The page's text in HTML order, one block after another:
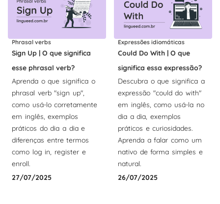
Phrasal verbs
Sign Up | O que significa
esse phrasal verb?
Aprenda o que significa o
phrasal verb "sign up",
como usá-lo corretamente
em inglês, exemplos
práticos do dia a dia e
diferenças entre termos
como log in, register e
enroll.
27/07/2025
Expressões idiomáticas
Could Do With | O que
significa essa expressão?
Descubra o que significa a
expressão "could do with"
em inglês, como usá-la no
dia a dia, exemplos
práticos e curiosidades.
Aprenda a falar como um
nativo de forma simples e
natural.
26/07/2025